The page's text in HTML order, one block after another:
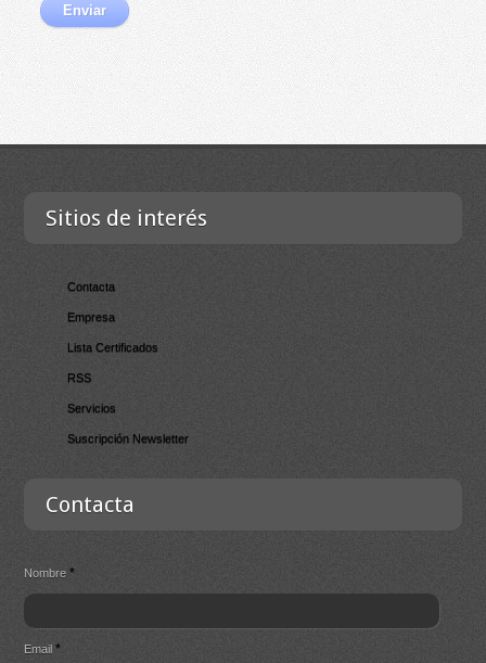
Enviar
Sitios de interés
Contacta
Empresa
Lista Certificados
RSS
Servicios
Suscripción Newsletter
Contacta
Nombre*
Email*